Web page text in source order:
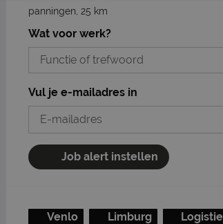
panningen, 25 km
Wat voor werk?
Vul je e-mailadres in
Job alert instellen
Venlo Limburg